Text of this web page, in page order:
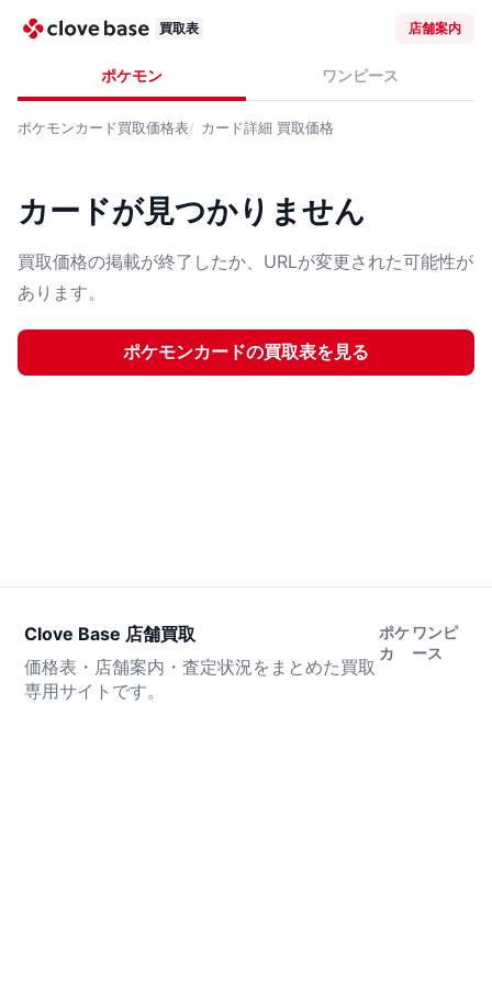
買取表 店舗案内
ポケモン ワンピース
ポケモンカード買取価格表 カード詳細 買取価格
カードが見つかりません
買取価格の掲載が終了したか、URLが変更された可能性が
あります。
ポケモンカードの買取表を見る
Clove Base 店舗買取
価格表・店舗案内・査定状況をまとめた買取
専用サイトです。
ポケ
カ
ワンピ
ース